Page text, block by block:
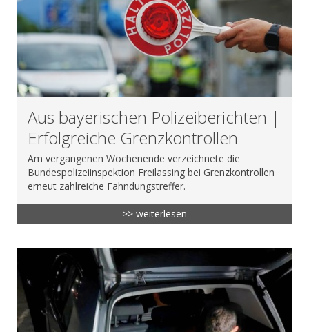
Aus bayerischen Polizeiberichten |
Erfolgreiche Grenzkontrollen
Am vergangenen Wochenende verzeichnete die
Bundespolizeiinspektion Freilassing bei Grenzkontrollen
erneut zahlreiche Fahndungstreffer.
>> weiterlesen